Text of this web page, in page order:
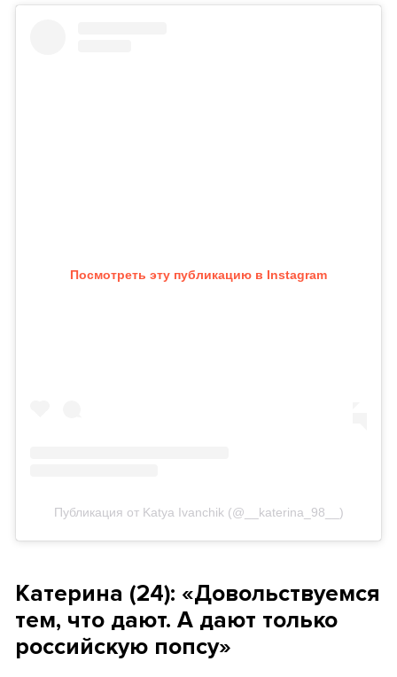
Посмотреть эту публикацию в Instagram
Публикация от Katya Ivanchik (@__katerina_98__)
Катерина (24): «Довольствуемся
тем, что дают. А дают только
российскую попсу»